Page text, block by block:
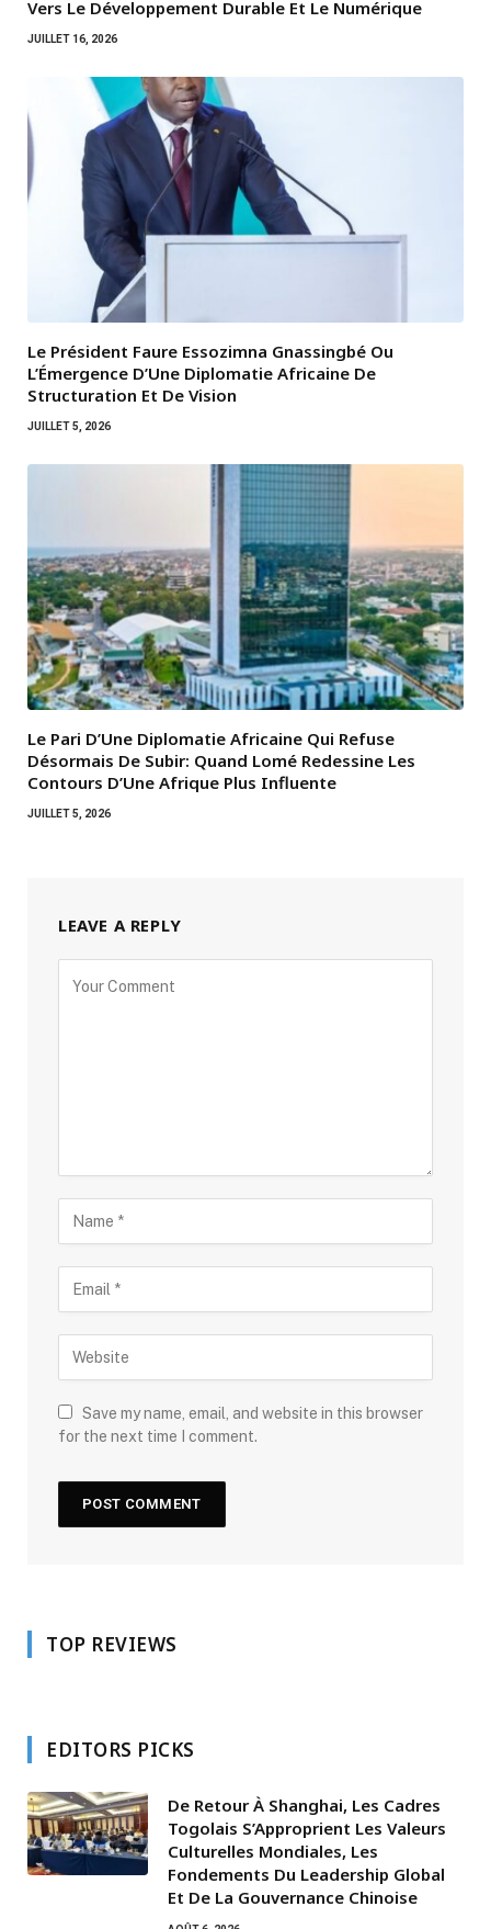
Vers Le Développement Durable Et Le Numérique
JUILLET 16, 2026
Le Président Faure Essozimna Gnassingbé Ou
L’Émergence D’Une Diplomatie Africaine De
Structuration Et De Vision
JUILLET 5, 2026
Le Pari D’Une Diplomatie Africaine Qui Refuse
Désormais De Subir: Quand Lomé Redessine Les
Contours D’Une Afrique Plus Influente
JUILLET 5, 2026
LEAVE A REPLY
Save my name, email, and website in this browser
for the next time I comment.
TOP REVIEWS
EDITORS PICKS
De Retour À Shanghai, Les Cadres
Togolais S’Approprient Les Valeurs
Culturelles Mondiales, Les
Fondements Du Leadership Global
Et De La Gouvernance Chinoise